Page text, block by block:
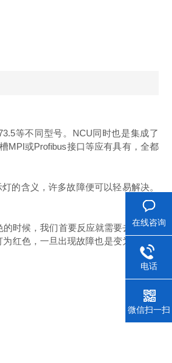
等不同型号。NCU同时也是集成了
MPI或Profibus接口等应有具有，全都
的含义，许多故障便可以轻易解决。
时候，我们首要反应就需要去调节电
红色，一旦出现故障也是变为红色；
在线咨询
电话
微信扫一扫